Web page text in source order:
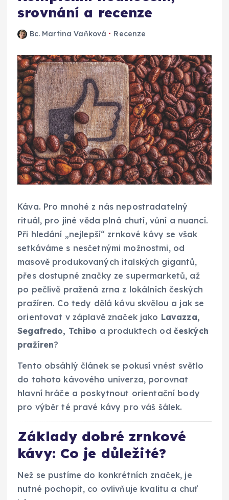
srovnání a recenze
Bc. Martina Vaňková Recenze
Káva. Pro mnohé z nás nepostradatelný
rituál, pro jiné věda plná chutí, vůní a nuancí.
Při hledání „nejlepší“ zrnkové kávy se však
setkáváme s nesčetnými možnostmi, od
masově produkovaných italských gigantů,
přes dostupné značky ze supermarketů, až
po pečlivě pražená zrna z lokálních českých
pražíren. Co tedy dělá kávu skvělou a jak se
orientovat v záplavě značek jako Lavazza,
Segafredo, Tchibo a produktech od českých
pražíren?
Tento obsáhlý článek se pokusí vnést světlo
do tohoto kávového univerza, porovnat
hlavní hráče a poskytnout orientační body
pro výběr té pravé kávy pro váš šálek.
Základy dobré zrnkové
kávy: Co je důležité?
Než se pustíme do konkrétních značek, je
nutné pochopit, co ovlivňuje kvalitu a chuť